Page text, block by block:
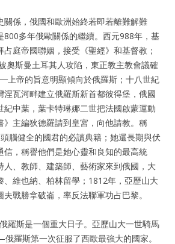
關係，俄國和歐洲始終若即若離難解難
800多年俄歐關係的繼續。西元988年，基
庭帝國聯姻，接受《聖經》和基督教；
奧斯曼土耳其人攻陷，東正教主教會議確
上帝的旨意明顯傾向於俄羅斯；十八世紀
涅瓦河畔建立俄羅斯新首都彼得堡，俄國
紀中葉，葉卡特琳娜二世把法國啟蒙運動
》主編狄德羅請到皇宮，向他請教。稱
頭腦健全的國君的必讀典籍；她還長期與伏
信，稱譽他們是她心靈和良知的最高統
人、教師、建築師、藝術家來到俄國，大
、維也納、柏林留學；1812年，亞歷山大
戰勝拿破崙，率反法聯軍功占巴黎。
羅斯是一個重大日子。亞歷山大一世騎馬
羅斯第一次征服了西歐最強大的國家。